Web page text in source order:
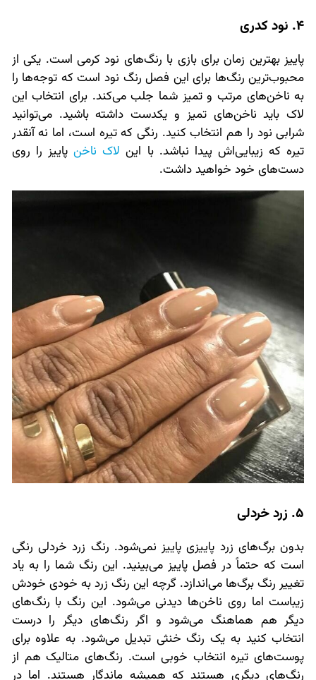
4. نود کدری
پاییز بهترین زمان برای بازی با رنگ‌های نود کرمی است. یکی از
محبوب‌ترین رنگ‌ها برای این فصل رنگ نود است که توجه‌ها را
به ناخن‌های مرتب و تمیز شما جلب می‌کند. برای انتخاب این
لاک باید ناخن‌های تمیز و یکدست داشته باشید. می‌توانید
شرابی نود را هم انتخاب کنید. رنگی که تیره است، اما نه آنقدر
تیره که زیبایی‌اش پیدا نباشد. با اینلاک ناخنپاییز را روی
دست‌های خود خواهید داشت.
5. زرد خردلی
بدون برگ‌های زرد پاییزی پاییز نمی‌شود. رنگ زرد خردلی رنگی
است که حتماً در فصل پاییز می‌بینید. این رنگ شما را به یاد
تغییر رنگ برگ‌ها می‌اندازد. گرچه این رنگ زرد به خودی خودش
زیباست اما روی ناخن‌ها دیدنی می‌شود. این رنگ با رنگ‌های
دیگر هم هماهنگ می‌شود و اگر رنگ‌های دیگر را درست
انتخاب کنید به یک رنگ خنثی تبدیل می‌شود. به علاوه برای
پوست‌های تیره انتخاب خوبی است. رنگ‌های متالیک هم از
رنگ‌های دیگری هستند که همیشه ماندگار هستند. اما در